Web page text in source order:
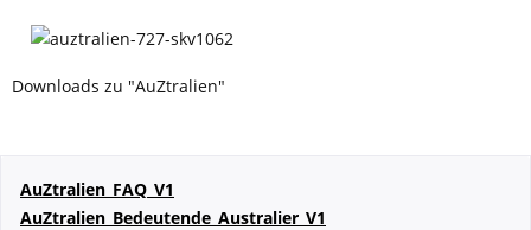
Downloads zu "AuZtralien"
AuZtralien_FAQ_V1
AuZtralien_Bedeutende_Australier_V1